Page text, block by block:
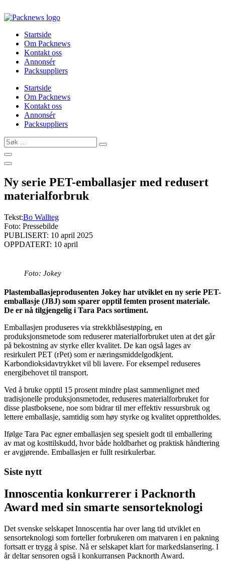
to
Startside
Om Packnews
Kontakt oss
Annonsér
Packsuppliers
Startside
Om Packnews
Kontakt oss
Annonsér
Packsuppliers
Søk
…
Ny serie PET-emballasjer med redusert
materialforbruk
Tekst:Bo Wallteg
Foto: Pressebilde
PUBLISERT: 10 april 2025
OPPDATERT: 10 april
Foto: Jokey
Plastemballasjeprodusenten Jokey har utviklet en ny serie PET-
emballasje (JBJ) som sparer opptil femten prosent materiale.
De er nå tilgjengelig i Tara Pacs sortiment.
Emballasjen produseres via strekkblåsestøping, en
produksjonsmetode som reduserer materialforbruket uten at det går
på bekostning av styrke eller kvalitet. De kan også lages av
resirkulert PET (rPet) som er næringsmiddelgodkjent.
Karbondioksidavtrykket vil bli lavere. For eksempel reduseres
energibehovet til transport.
Ved å bruke opptil 15 prosent mindre plast sammenlignet med
tradisjonelle produksjonsmetoder, reduseres materialforbruket for
disse plastboksene, noe som bidrar til mer effektiv ressursbruk og
lettere emballasje, samtidig som høy styrke og kvalitet opprettholdes.
Ifølge Tara Pac egner emballasjen seg spesielt godt til emballering
av mat og kosttilskudd, hvor både holdbarhet og praktisk håndtering
er avgjørende. Emballasjen er fullt resirkulerbar.
Siste nytt
Innoscentia konkurrerer i Packnorth
Award med sin smarte sensorteknologi
Det svenske selskapet Innoscentia har over lang tid utviklet en
sensorteknologi som forteller forbrukeren om matvaren i en pakning
fortsatt er trygg å spise. Nå er selskapet klart for markedslansering. I
år deltar sensoren også i konkurransen Packnorth Award.